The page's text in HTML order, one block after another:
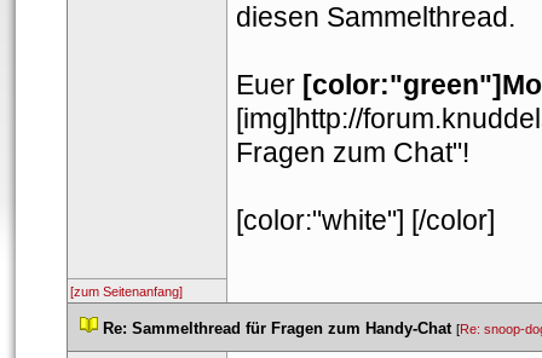
diesen Sammelthread.
Euer
[img]http://
Fragen zum Chat"!
[color:"white"] [/color]
[zum Seitenanfang]
Re: Sammelthread für Fragen zum Handy-Chat [Re: snoop-